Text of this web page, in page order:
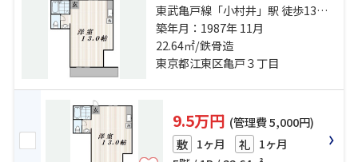
東武亀戸線「小村井」駅 徒歩13分
総武線「亀戸」駅 徒歩15分 半蔵門
線「押上」駅 徒歩15分
築年月：1987年 11月
22.64㎡/鉄骨造
東京都江東区亀戸３丁目
9.5万円 (管理費 5,000円)
敷 1ヶ月 礼 1ヶ月